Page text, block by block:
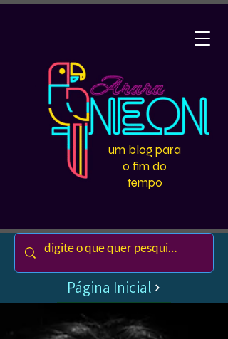
um blog para
o fim do
tempo
Página Inicial